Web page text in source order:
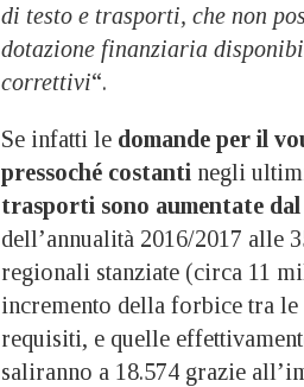
di testo e trasporti, che non
dotazione finanziaria
correttivi“.
Se infatti le domande per il
pressoché costanti negli
trasporti sono aumentate dal
dell’annualità 2016/2017 alle
regionali stanziate (circa 11
incremento della forbice tra le
requisiti, e quelle
saliranno a 18.574 grazie